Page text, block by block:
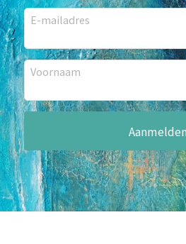
E-mailadres
Voornaam